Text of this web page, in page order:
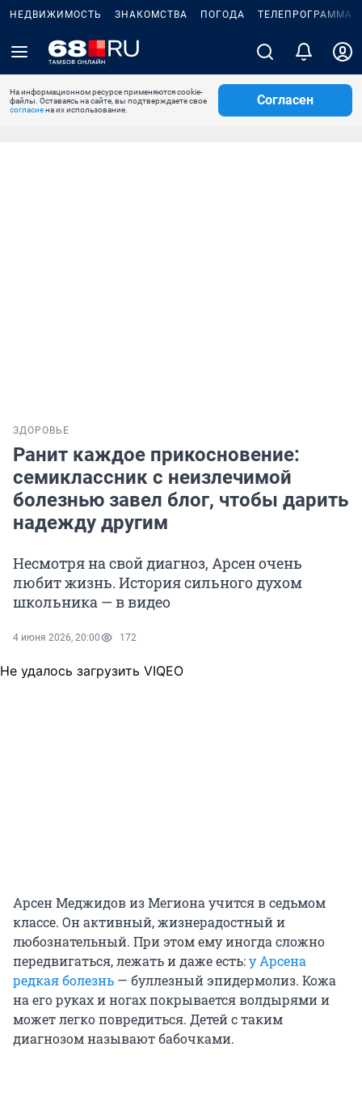
НЕДВИЖИМОСТЬ ЗНАКОМСТВА ПОГОДА ТЕЛЕПРОГРАММА
На информационном ресурсе применяются cookie-
файлы. Оставаясь на сайте, вы подтверждаете свое
согласиена их использование.
Согласен
ЗДОРОВЬЕ
Ранит каждое прикосновение:
семиклассник с неизлечимой
болезнью завел блог, чтобы дарить
надежду другим
Несмотря на свой диагноз, Арсен очень
любит жизнь. История сильного духом
школьника — в видео
4 июня 2026, 20:00 172
Не удалось загрузить VIQEO
Арсен Меджидов из Мегиона учится в седьмом
классе. Он активный, жизнерадостный и
любознательный. При этом ему иногда сложно
передвигаться, лежать и даже есть:у Арсена
редкая болезнь — буллезный эпидермолиз. Кожа
на его руках и ногах покрывается волдырями и
может легко повредиться. Детей с таким
диагнозом называют бабочками.